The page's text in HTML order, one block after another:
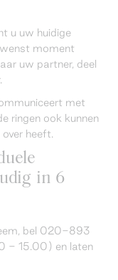
u uw huidige
moment
uw partner, deel
met
ringen ook kunnen
heeft.
in 6
bel 020-893
- 15.00) en laten